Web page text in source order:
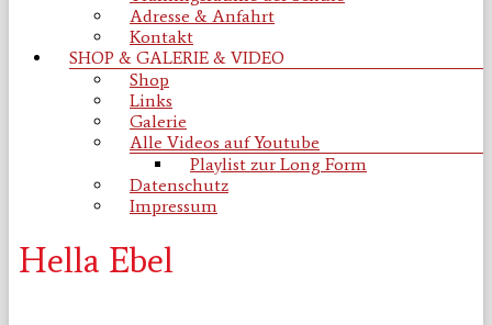
Adresse & Anfahrt
Kontakt
SHOP & GALERIE & VIDEO
Shop
Links
Galerie
Alle Videos auf Youtube
Playlist zur Long Form
Datenschutz
Impressum
Hella Ebel